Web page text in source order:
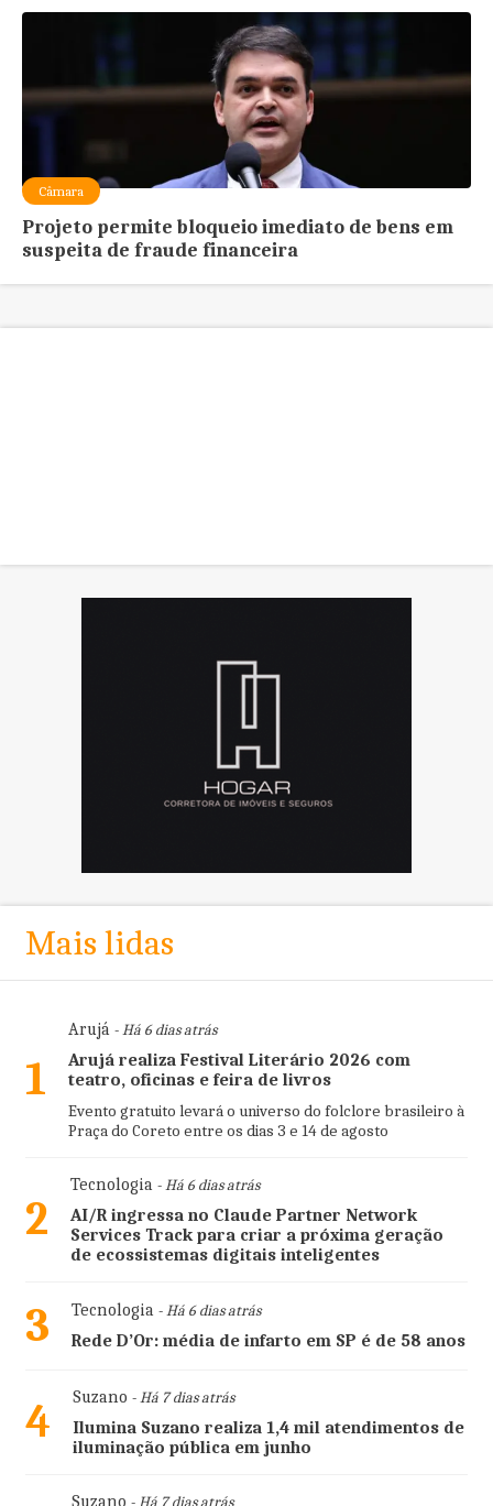
Câmara
Projeto permite bloqueio imediato de bens em
suspeita de fraude financeira
Mais lidas
1
Arujá- Há 6 dias atrás
Arujá realiza Festival Literário 2026 com
teatro, oficinas e feira de livros
Evento gratuito levará o universo do folclore brasileiro à
Praça do Coreto entre os dias 3 e 14 de agosto
2
Tecnologia- Há 6 dias atrás
AI/R ingressa no Claude Partner Network
Services Track para criar a próxima geração
de ecossistemas digitais inteligentes
3 Tecnologia- Há 6 dias atrás
Rede D’Or: média de infarto em SP é de 58 anos
4 Suzano - Há 7 dias atrás
Ilumina Suzano realiza 1,4 mil atendimentos de
iluminação pública em junho
Suzano - Há 7 dias atrás